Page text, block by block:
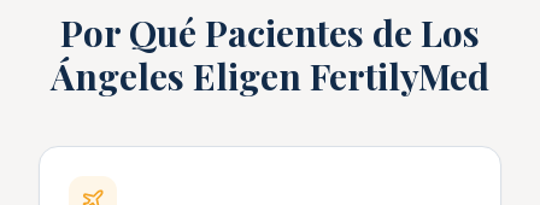
Por Qué Pacientes de Los
Ángeles Eligen FertilyMed